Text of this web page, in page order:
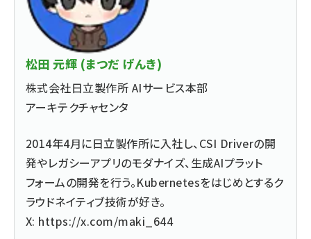
松田 元輝 (まつだ げんき)
株式会社日立製作所 AIサービス本部
アーキテクチャセンタ
2014年4月に日立製作所に入社し、CSI Driverの開
発やレガシーアプリのモダナイズ、生成AIプラット
フォームの開発を行う。Kubernetesをはじめとするク
ラウドネイティブ技術が好き。
X: https://x.com/maki_644